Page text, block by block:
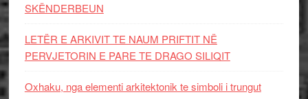
SKËNDERBEUN
LETËR E ARKIVIT TE NAUM PRIFTIT NË
PERVJETORIN E PARE TE DRAGO SILIQIT
Oxhaku, nga elementi arkitektonik te simboli i trungut